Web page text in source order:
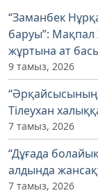
“Заманбек
баруы”:
жұртына ат
9 тамыз, 2026
“Әрқайсысының
Тілеухан
7 тамыз, 2026
“Дұғада
алдында
7 тамыз, 2026